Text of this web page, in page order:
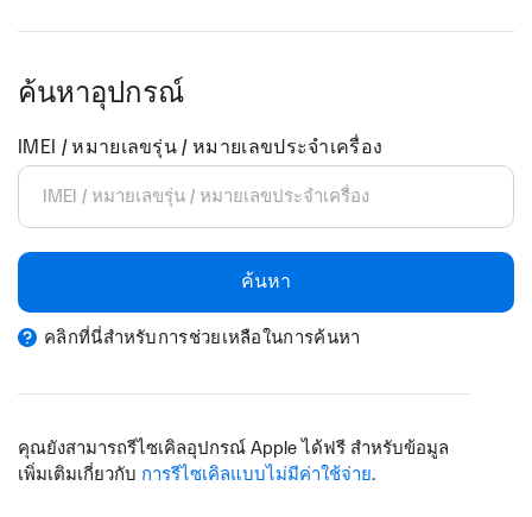
ค้นหาอุปกรณ์
IMEI / หมายเลขรุ่น / หมายเลขประจำเครื่อง
ค้นหา
คลิกที่นี่สำหรับการช่วยเหลือในการค้นหา
คุณยังสามารถรีไซเคิลอุปกรณ์ Apple ได้ฟรี สำหรับข้อมูล
เพิ่มเติมเกี่ยวกับ การรีไซเคิลแบบไม่มีค่าใช้จ่าย.